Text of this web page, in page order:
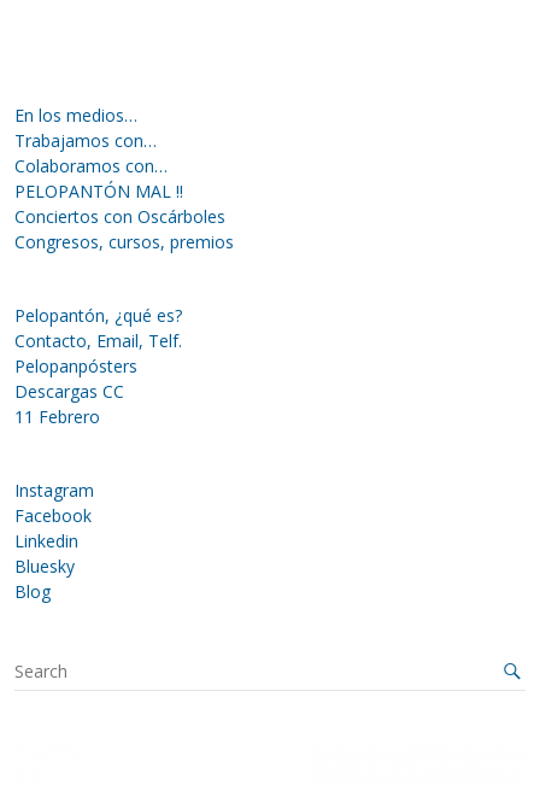
En los medios…
Trabajamos con…
Colaboramos con…
PELOPANTÓN MAL !!
Conciertos con Oscárboles
Congresos, cursos, premios
Pelopantón, ¿qué es?
Contacto, Email, Telf.
Pelopanpósters
Descargas CC
11 Febrero
Instagram
Facebook
Linkedin
Bluesky
Blog
S
e